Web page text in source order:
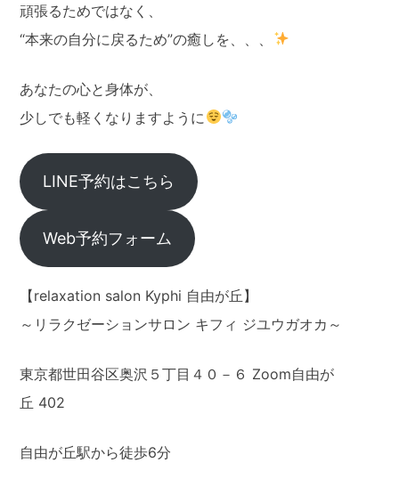
頑張るためではなく、
“本来の自分に戻るため”の癒しを、、、
あなたの心と身体が、
少しでも軽くなりますように
LINE予約はこちら
Web予約フォーム
【relaxation salon Kyphi 自由が丘】
～リラクゼーションサロン キフィ ジユウガオカ～
東京都世田谷区奥沢５丁目４０－６ Zoom自由が
丘 402
自由が丘駅から徒歩6分